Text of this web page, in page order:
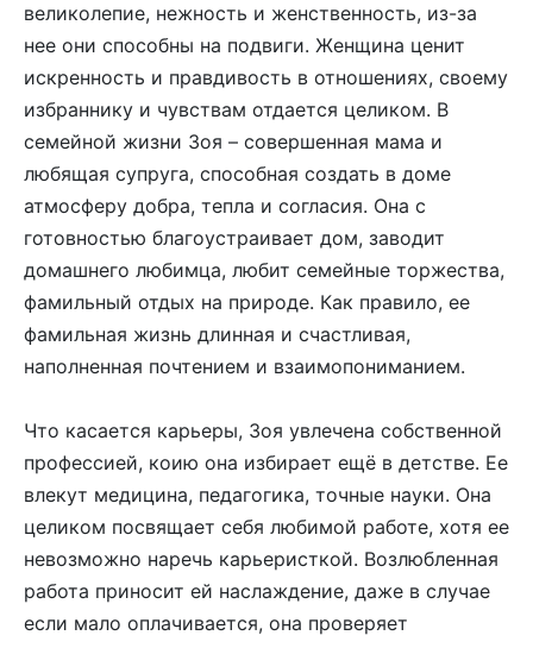
великолепие, нежность и женственность, из-за
нее они способны на подвиги. Женщина ценит
искренность и правдивость в отношениях, своему
избраннику и чувствам отдается целиком. В
семейной жизни Зоя – совершенная мама и
любящая супруга, способная создать в доме
атмосферу добра, тепла и согласия. Она с
готовностью благоустраивает дом, заводит
домашнего любимца, любит семейные торжества,
фамильный отдых на природе. Как правило, ее
фамильная жизнь длинная и счастливая,
наполненная почтением и взаимопониманием.
Что касается карьеры, Зоя увлечена собственной
профессией, коию она избирает ещё в детстве. Ее
влекут медицина, педагогика, точные науки. Она
целиком посвящает себя любимой работе, хотя ее
невозможно наречь карьеристкой. Возлюбленная
работа приносит ей наслаждение, даже в случае
если мало оплачивается, она проверяет